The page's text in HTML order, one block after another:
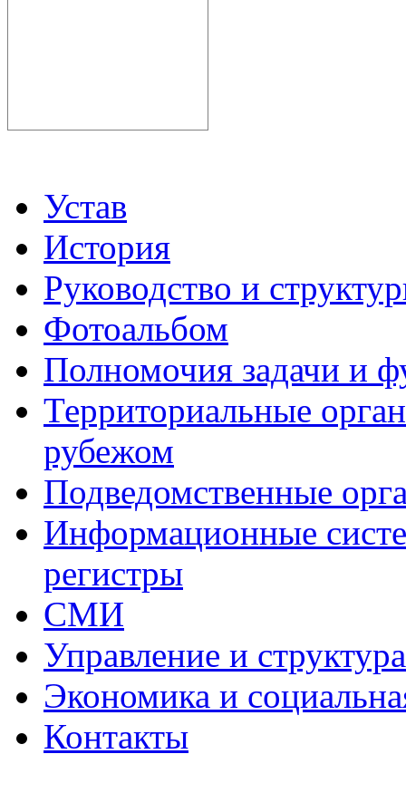
Устав
История
Руководство и
Фотоальбом
Полномочия задачи и
Территориальные
рубежом
Подведомственные
Информационные
регистры
СМИ
Управление и
Экономика и
Контакты